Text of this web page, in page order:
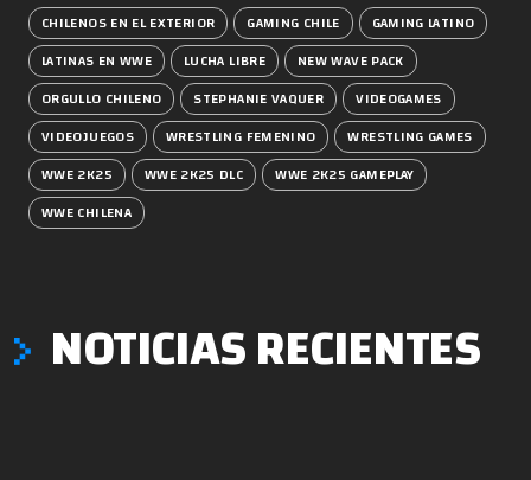
CHILENOS EN EL EXTERIOR GAMING CHILE
GAMING LATINO
LATINAS EN WWE
LUCHA LIBRE
NEW WAVE PACK
ORGULLO CHILENO
STEPHANIE VAQUER
VIDEOGAMES
VIDEOJUEGOS
WRESTLING FEMENINO
WRESTLING GAMES
WWE 2K25
WWE 2K25 DLC
WWE 2K25 GAMEPLAY
WWE CHILENA
NOTICIAS RECIENTES